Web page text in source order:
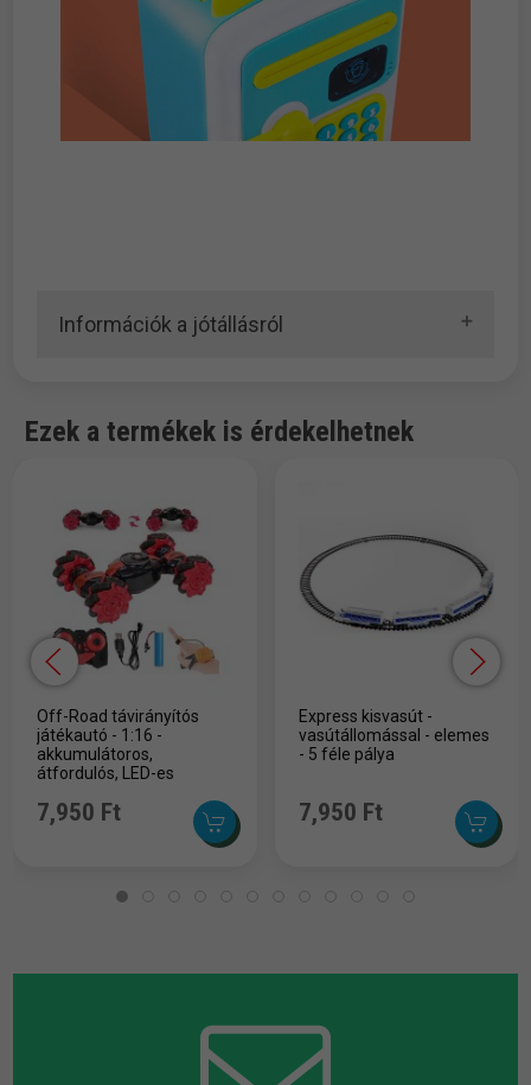
Információk a jótállásról
Ezek a termékek is érdekelhetnek
Off-Road távirányítós
játékautó - 1:16 -
akkumulátoros,
átfordulós, LED-es
7,950 Ft
Express kisvasút -
vasútállomással - elemes
- 5 féle pálya
7,950 Ft